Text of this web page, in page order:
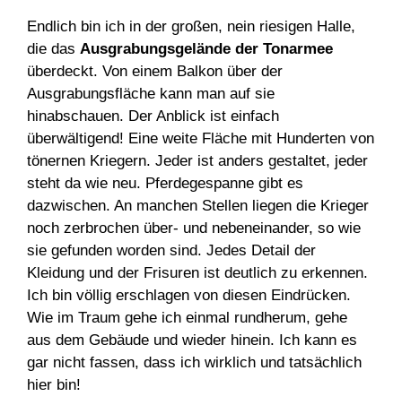
Endlich bin ich in der großen, nein riesigen Halle,
die das Ausgrabungsgelände der Tonarmee
überdeckt. Von einem Balkon über der
Ausgrabungsfläche kann man auf sie
hinabschauen. Der Anblick ist einfach
überwältigend! Eine weite Fläche mit Hunderten von
tönernen Kriegern. Jeder ist anders gestaltet, jeder
steht da wie neu. Pferdegespanne gibt es
dazwischen. An manchen Stellen liegen die Krieger
noch zerbrochen über- und nebeneinander, so wie
sie gefunden worden sind. Jedes Detail der
Kleidung und der Frisuren ist deutlich zu erkennen.
Ich bin völlig erschlagen von diesen Eindrücken.
Wie im Traum gehe ich einmal rundherum, gehe
aus dem Gebäude und wieder hinein. Ich kann es
gar nicht fassen, dass ich wirklich und tatsächlich
hier bin!